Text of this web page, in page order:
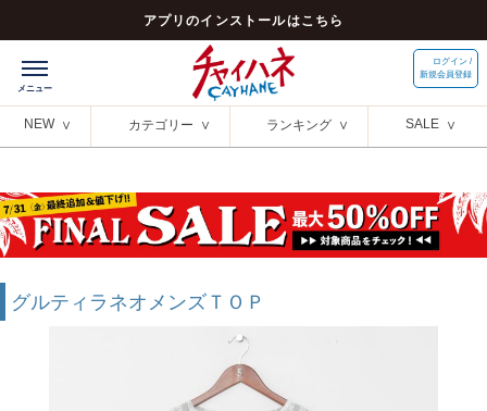
アプリのインストールはこちら
ログイン /
新規会員登録
NEW カテゴリー ランキング SALE
グルティラネオメンズＴＯＰ